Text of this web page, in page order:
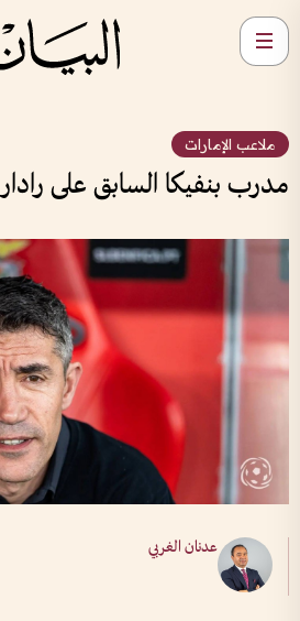
ملاعب الإمارات
مدرب بنفيكا السابق على
عدنان الغربي